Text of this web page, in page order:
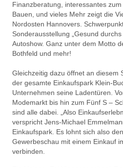
Finanzberatung, interessantes
Bauen, und vieles Mehr zeigt die
Nordosten Hannovers.
Sonderausstellung „Gesund
Autoshow. Ganz unter dem Motto
Bothfeld und mehr!
Gleichzeitig dazu öffnet an diesem
der gesamte Einkaufspark Klein-
Unternehmen seine Ladentüren.
Modemarkt bis hin zum Fünf S –
sind alle dabei. „Also
verspricht Jens-Michael
Einkaufspark. Es lohnt sich also
Gewerbeschau mit einem Einkauf
verbinden.